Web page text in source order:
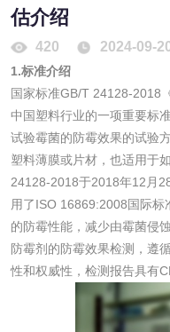
估介绍
420 2024-09-
1.标准介绍
国家标准GB/T 24128-2018
中国塑料行业的一项重要标
试验霉菌的防霉效果的试验
塑料薄膜或片材，也适用于
24128-2018于2018年12月
用了ISO 16869:2008国际标
的防霉性能，减少由霉菌侵
防霉剂的防霉效果检测，遵
性和权威性，检测报告具有
光
消毒
成分分